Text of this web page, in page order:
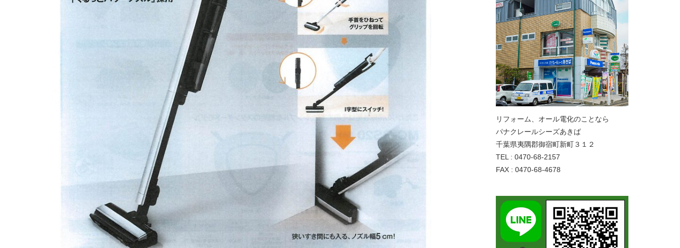
リフォーム、オール電化のことなら
パナクレールシーズあきば
千葉県夷隅郡御宿町新町３１２
TEL : 0470-68-2157
FAX : 0470-68-4678